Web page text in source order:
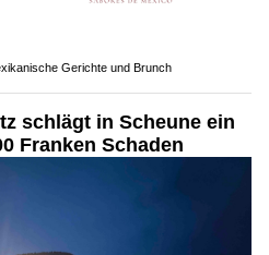
Gerichte und Brunch
schlägt in Scheune ein
Franken Schaden